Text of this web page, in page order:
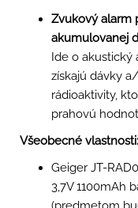
Zvukový alarm
akumulovanej
Ide o akustický
získajú dávky
rádioaktivity,
prahovú
Všeobecné vlastnosti:
Geiger JT-
3,7V 1100mAh